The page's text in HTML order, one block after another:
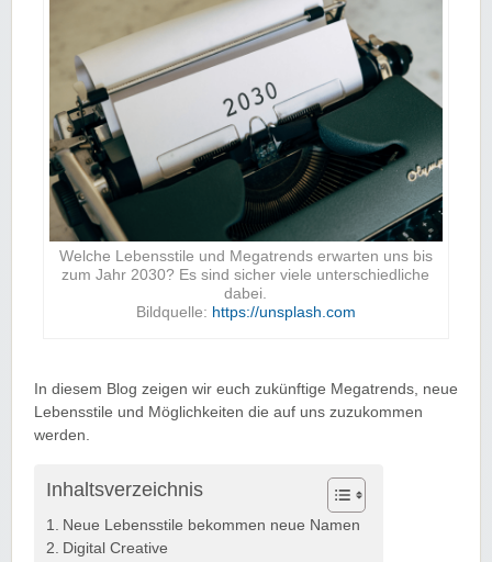
Welche Lebensstile und Megatrends erwarten uns bis
zum Jahr 2030? Es sind sicher viele unterschiedliche
dabei.
Bildquelle: https://unsplash.com
In diesem Blog zeigen wir euch zukünftige Megatrends, neue
Lebensstile und Möglichkeiten die auf uns zuzukommen
werden.
Inhaltsverzeichnis
Neue Lebensstile bekommen neue Namen
Digital Creative